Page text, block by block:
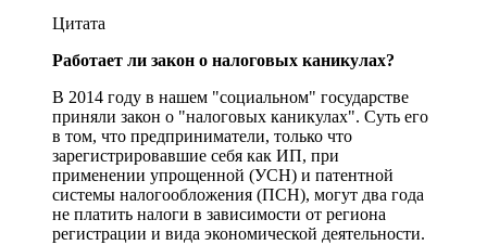
Цитата
Работает ли закон о налоговых каникулах?
В 2014 году в нашем "социальном" государстве
приняли закон о "налоговых каникулах". Суть его
в том, что предприниматели, только что
зарегистрировавшие себя как ИП, при
применении упрощенной (УСН) и патентной
системы налогообложения (ПСН), могут два года
не платить налоги в зависимости от региона
регистрации и вида экономической деятельности.